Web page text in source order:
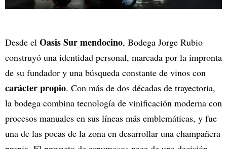
Desde el Oasis Sur mendocino, Bodega Jorge Rubio
construyó una identidad personal, marcada por la impronta
de su fundador y una búsqueda constante de vinos con
carácter propio. Con más de dos décadas de trayectoria,
la bodega combina tecnología de vinificación moderna con
procesos manuales en sus líneas más emblemáticas, y fue
una de las pocas de la zona en desarrollar una champañera